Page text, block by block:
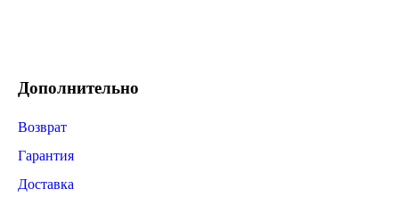
Дополнительно
Возврат
Гарантия
Доставка